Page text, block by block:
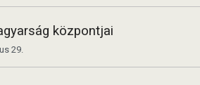
központjai
29.